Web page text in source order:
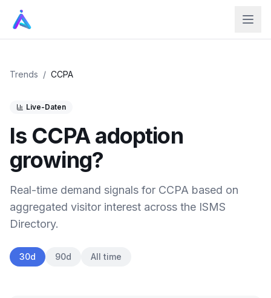
Trends / CCPA
Live-Daten
Is CCPAadoption
growing?
Real-time demand signals for CCPA based on
aggregated visitor interest across the ISMS
Directory.
30d 90d All time